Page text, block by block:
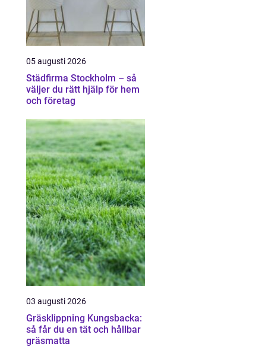
05 augusti 2026
Städfirma Stockholm – så
väljer du rätt hjälp för hem
och företag
03 augusti 2026
Gräsklippning Kungsbacka:
så får du en tät och hållbar
gräsmatta